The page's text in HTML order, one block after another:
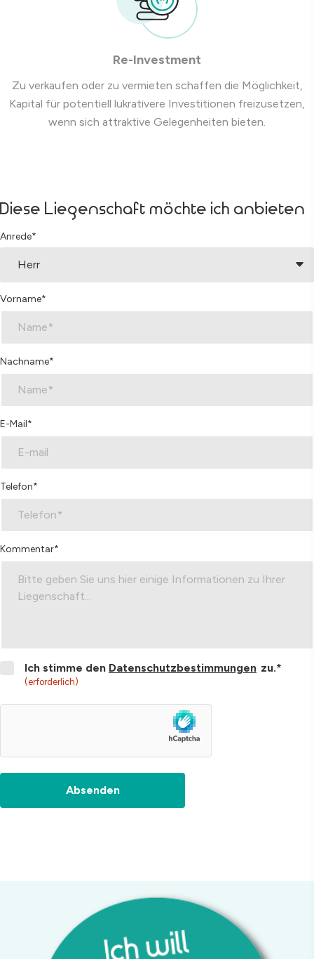
Re-Investment
Zu verkaufen oder zu vermieten schaffen die Möglichkeit,
Kapital für potentiell lukrativere Investitionen freizusetzen,
wenn sich attraktive Gelegenheiten bieten.
Diese Liegenschaft möchte ich anbieten
Anrede*
Vorname*
Nachname*
E-Mail*
Telefon*
Kommentar*
ConsentIch stimme den Datenschutzbestimmungen zu.*
(erforderlich)
hCaptcha
Absenden